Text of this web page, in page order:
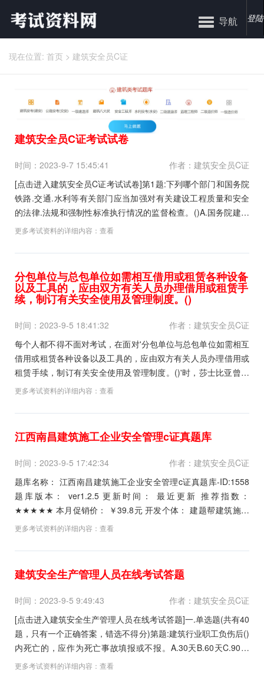
登陆
导航
现在位置: 首页 > 建筑安全员C证
建筑安全员C证考试试卷
时间：2023-9-7 15:45:41
作者：建筑安全员C证
[点击进入建筑安全员C证考试试卷]第1题:下列哪个部门和国务院
铁路.交通.水利等有关部门应当加强对有关建设工程质量和安全
的法律.法规和强制性标准执行情况的监督检查。()A.国务院建设
行政主管部门B.省级地方人民政府建设行政主管部门C.县级以上
政主管部门参考答案:查看最佳答...
更多考试资料的详细内容： 查看
分包单位与总包单位如需相互借用或租赁各种设备
以及工具的，应由双方有关人员办理借用或租赁手
续，制订有关安全使用及管理制度。()
时间：2023-9-5 18:41:32
作者：建筑安全员C证
每个人都不得不面对考试，在面对'分包单位与总包单位如需相互
借用或租赁各种设备以及工具的，应由双方有关人员办理借用或
租赁手续，制订有关安全使用及管理制度。()'时，莎士比亚曾经
说过，那脑袋里的智慧，就像打火石里的火花一样，不去打它是
带着这句话，我们还要更加慎重的对待这个问题。...
更多考试资料的详细内容： 查看
江西南昌建筑施工企业安全管理c证真题库
时间：2023-9-5 17:42:34
作者：建筑安全员C证
题库名称： 江西南昌建筑施工企业安全管理c证真题库-ID:1558
题库版本： ver1.2.5 更新时间： 最近更新 推荐指数：
★★★★★ 本月促销价： ￥39.8元 开发个体： 建题帮建筑施工
更多考试资料的详细内容： 查看
建筑安全生产管理人员在线考试答题
时间：2023-9-5 9:49:43
作者：建筑安全员C证
[点击进入建筑安全生产管理人员在线考试答题]一.单选题(共有40
题，只有一个正确答案，错选不得分)第题:建筑行业职工负伤后()
内死亡的，应作为死亡事故填报或不报。A.30天B.60天C.90天
D.20天正确答案:查看最佳答案更多最新建筑行业考试题库--建筑
更多考试资料的详细内容： 查看